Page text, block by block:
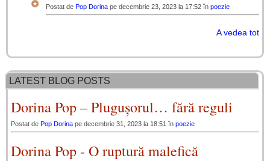
Postat de Pop Dorina pe decembrie 23, 2023 la 17:52 în poezie
A vedea tot
LATEST BLOG POSTS
Dorina Pop – Plugușorul… fără reguli
Postat de Pop Dorina pe decembrie 31, 2023 la 18:51 în poezie
Dorina Pop - O ruptură malefică